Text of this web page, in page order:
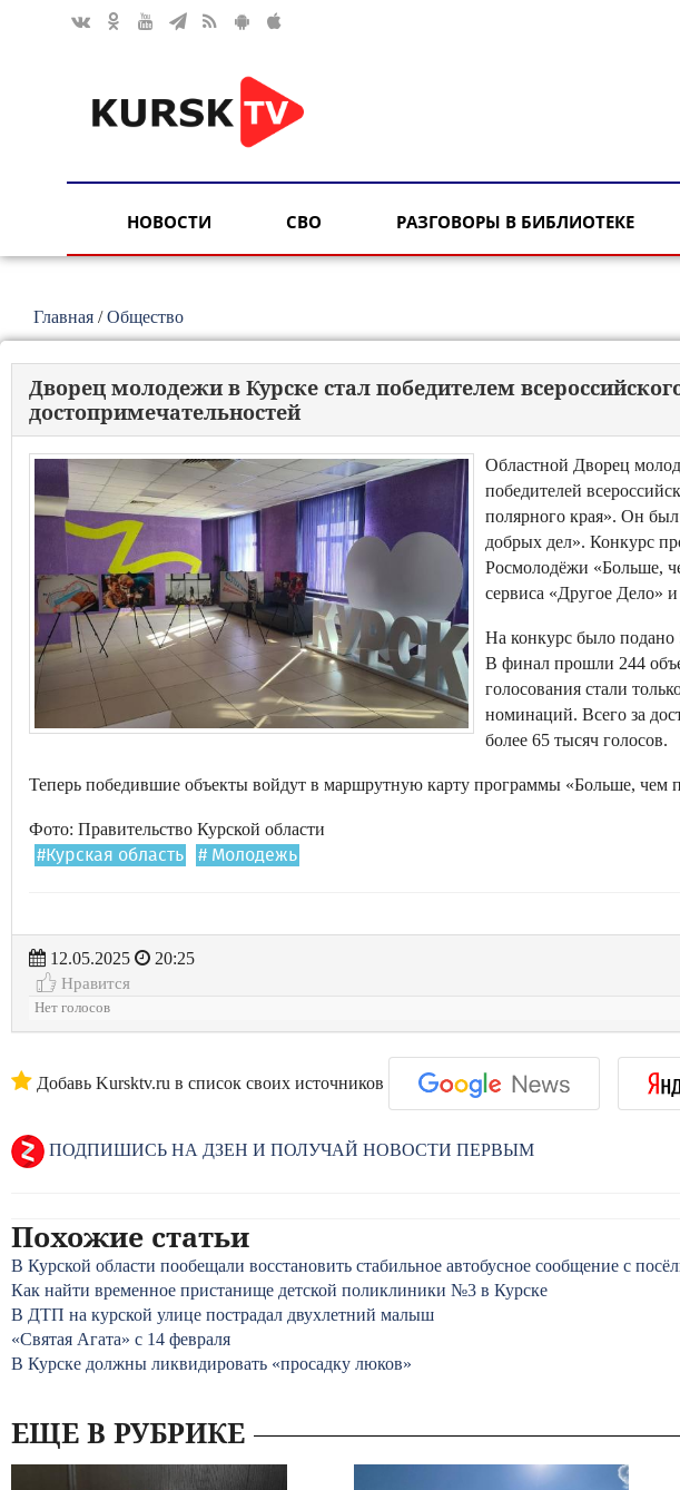
НОВОСТИ СВО РАЗГОВОРЫ В БИБЛИОТЕКЕ
Главная /Общество
Дворец молодежи в Курске стал победителем
достопримечательностей
Областной Дворец
победителей
полярного края». Он
добрых дел». Конкурс
Росмолодёжи «Больше,
сервиса «Другое Дело»
На конкурс было подано
В финал прошли 244
голосования стали
номинаций. Всего за
более 65 тысяч голосов.
Теперь победившие объекты войдут в маршрутную карту программы «Больше, чем
Фото: Правительство Курской области
#Курская область # Молодежь
12.05.2025
20:25
Нравится
Нет голосов
Добавь Kursktv.ru в список своих источников
ПОДПИШИСЬ НА ДЗЕН И ПОЛУЧАЙ НОВОСТИ ПЕРВЫМ
Похожие статьи
В Курской области пообещали восстановить стабильное автобусное сообщение с
Как найти временное пристанище детской поликлиники №3 в Курске
В ДТП на курской улице пострадал двухлетний малыш
«Святая Агата» с 14 февраля
В Курске должны ликвидировать «просадку люков»
ЕЩЕ В РУБРИКЕ